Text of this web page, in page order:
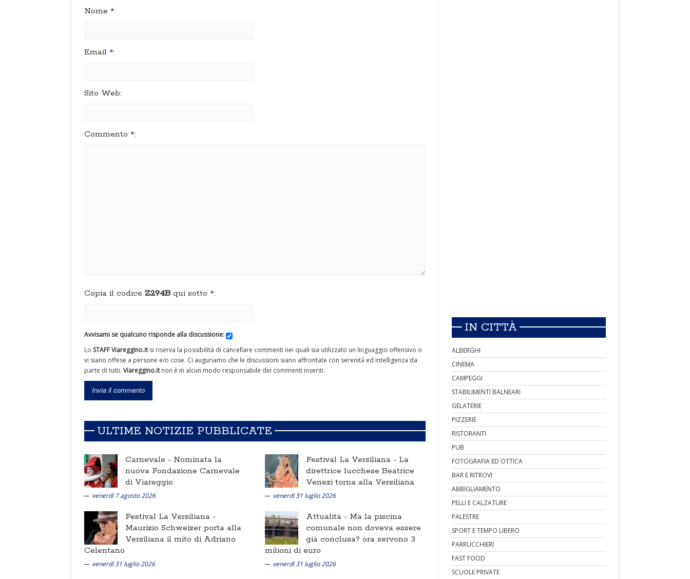
Nome *:
Email *:
Sito Web:
Commento *:
Copia il codice Z294B qui sotto *:
Avvisami se qualcuno risponde alla discussione:
Lo STAFF Viareggino.itsi riserva la possibilità di cancellare commenti nei quali sia utilizzato un linguaggio offensivo o
vi siano offese a persone e/o cose. Ci auguriamo che le discussioni siano affrontate con serenità ed intelligenza da
parte di tutti. Viareggino.itnon è in alcun modo responsabile dei commenti inseriti.
ULTIME NOTIZIE PUBBLICATE
Carnevale - Nominata la
nuova Fondazione Carnevale
di Viareggio
venerdì 7 agosto 2026
Festival La Versiliana - La
direttrice lucchese Beatrice
Venezi torna alla Versiliana
venerdì 31 luglio 2026
Festival La Versiliana -
Maurizio Schweizer porta alla
Versiliana il mito di Adriano
Celentano
venerdì 31 luglio 2026
Attualità - Ma la piscina
comunale non doveva essere
già conclusa? ora servono 3
milioni di euro
venerdì 31 luglio 2026
IN CITTÀ
ALBERGHI
CINEMA
CAMPEGGI
STABILIMENTI BALNEARI
GELATERIE
PIZZERIE
RISTORANTI
PUB
FOTOGRAFIA ED OTTICA
BAR E RITROVI
ABBIGLIAMENTO
PELLI E CALZATURE
PALESTRE
SPORT E TEMPO LIBERO
PARRUCCHIERI
FAST FOOD
SCUOLE PRIVATE